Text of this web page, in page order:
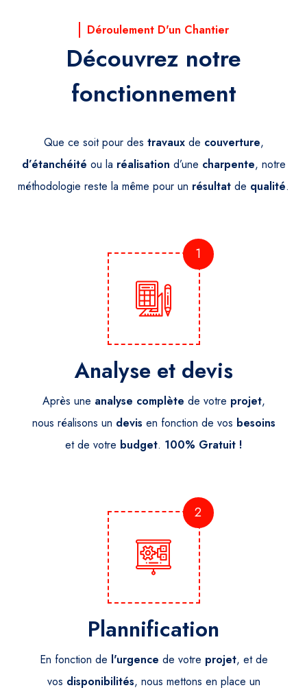
Déroulement D'un Chantier
Découvrez notre
fonctionnement
Que ce soit pour des travauxde couverture,
d’étanchéité ou la réalisation d’une charpente, notre
méthodologie reste la même pour un résultat de qualité.
1
Analyse et devis
Après une analyse complète de votre projet,
nous réalisons un devis en fonction de vos besoins
et de votre budget. 100% Gratuit !
2
Plannification
En fonction de l'urgence de votre projet, et de
vos disponibilités, nous mettons en place un